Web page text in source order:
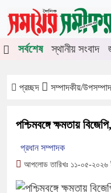
শিরোনাম
জুলাই গণঅভ্যুত্থানের
চুয়াডাঙ্গা-মেহেরপুরে
গাছ প্রায় ৫ লাখে নিলামে
সরকার
সভা
চুয়াডাঙ্গায় লিগ্যাল এইড
সিনিয়র জেলা জজ রফিকুল
সর্বশেষ স্থানীয় সংবাদ
প্রচ্ছদ সম্পাদকীয়/
পশ্চিমবঙ্গে ক্ষমতায়
প্রধান সম্পাদক
আপলোড তারিখঃ ১১-০৫-২০২৬